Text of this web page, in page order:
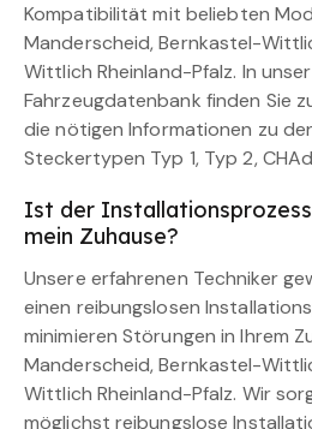
Kompatibilität mit beliebten
Manderscheid, Bernkastel-
Wittlich Rheinland-Pfalz. In
Fahrzeugdatenbank finden Sie
die nötigen Informationen zu
Steckertypen Typ 1, Typ 2,
Ist der
mein Zuhause?
Unsere erfahrenen Techniker
einen reibungslosen
minimieren Störungen in Ihrem
Manderscheid, Bernkastel-
Wittlich Rheinland-Pfalz. Wir
möglichst reibungslose